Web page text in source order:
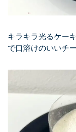
キラキラ光るケー
で口溶けのいいチ